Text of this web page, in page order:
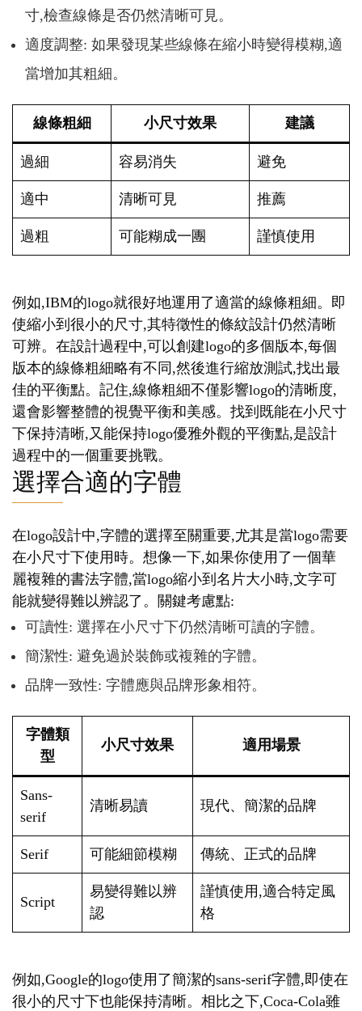
寸,檢查線條是否仍然清晰可見。
適度調整: 如果發現某些線條在縮小時變得模糊,適
當增加其粗細。
線條粗細 小尺寸效果 建議
過細 容易消失 避免
適中 清晰可見 推薦
過粗 可能糊成一團 謹慎使用
例如,IBM的logo就很好地運用了適當的線條粗細。即
使縮小到很小的尺寸,其特徵性的條紋設計仍然清晰
可辨。在設計過程中,可以創建logo的多個版本,每個
版本的線條粗細略有不同,然後進行縮放測試,找出最
佳的平衡點。記住,線條粗細不僅影響logo的清晰度,
還會影響整體的視覺平衡和美感。找到既能在小尺寸
下保持清晰,又能保持logo優雅外觀的平衡點,是設計
過程中的一個重要挑戰。
選擇合適的字體
在logo設計中,字體的選擇至關重要,尤其是當logo需要
在小尺寸下使用時。想像一下,如果你使用了一個華
麗複雜的書法字體,當logo縮小到名片大小時,文字可
能就變得難以辨認了。關鍵考慮點:
可讀性: 選擇在小尺寸下仍然清晰可讀的字體。
簡潔性: 避免過於裝飾或複雜的字體。
品牌一致性: 字體應與品牌形象相符。
字體類
型
小尺寸效果 適用場景
Sans-
serif
清晰易讀 現代、簡潔的品牌
Serif 可能細節模糊 傳統、正式的品牌
Script
易變得難以辨
認
謹慎使用,適合特定風
格
例如,Google的logo使用了簡潔的sans-serif字體,即使在
很小的尺寸下也能保持清晰。相比之下,Coca-Cola雖